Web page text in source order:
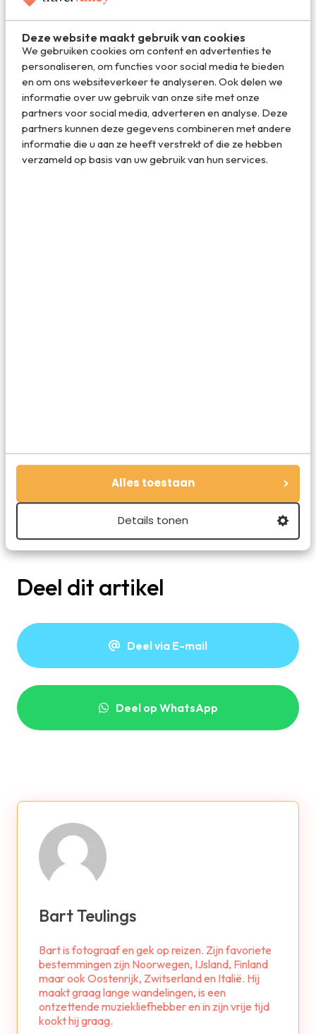
Deze website maakt gebruik van cookies
We gebruiken cookies om content en advertenties te
personaliseren, om functies voor social media te bieden
en om ons websiteverkeer te analyseren. Ook delen we
informatie over uw gebruik van onze site met onze
partners voor social media, adverteren en analyse. Deze
partners kunnen deze gegevens combineren met andere
informatie die u aan ze heeft verstrekt of die ze hebben
verzameld op basis van uw gebruik van hun services.
Alles toestaan
Details tonen
Wat een prachtig uitzicht over de stad...
genoten van al het lekkers wat er klaar stond tijdens het
Wil je er even een paar dagen tussenuit in een levendige
Deel dit artikel
Deel via E-mail
Deel op WhatsApp
Bart Teulings
Bart is fotograaf en gek op reizen. Zijn favoriete
bestemmingen zijn Noorwegen, IJsland, Finland
maar ook Oostenrijk, Zwitserland en Italië. Hij
maakt graag lange wandelingen, is een
ontzettende muziekliefhebber en in zijn vrije tijd
kookt hij graag.